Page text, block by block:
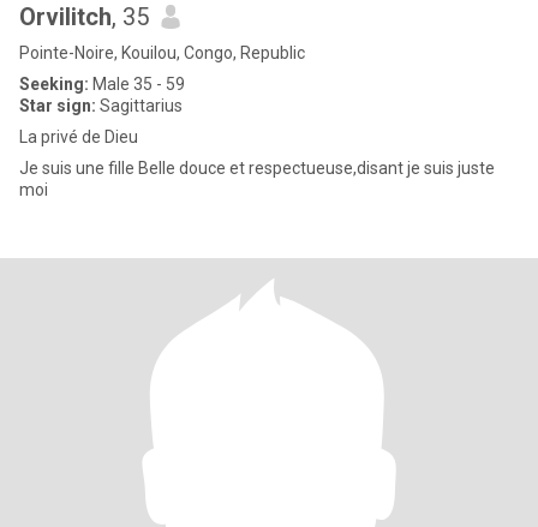
Orvilitch, 35
Pointe-Noire, Kouilou, Congo, Republic
Seeking: Male 35 - 59
Star sign: Sagittarius
La privé de Dieu
Je suis une fille Belle douce et respectueuse,disant je suis juste
moi